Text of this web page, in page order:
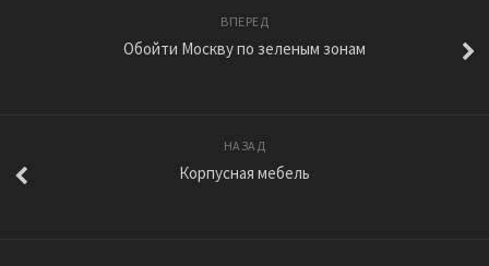
ВПЕРЕД
Обойти Москву по зеленым зонам
НАЗАД
Корпусная мебель